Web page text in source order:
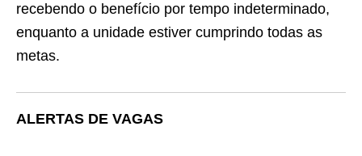
recebendo o benefício por tempo indeterminado,
enquanto a unidade estiver cumprindo todas as
metas.
ALERTAS DE VAGAS